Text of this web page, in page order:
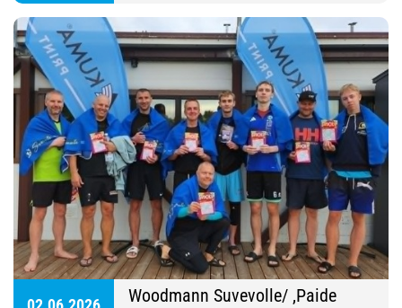
Woodmann Suvevolle/ ,Paide